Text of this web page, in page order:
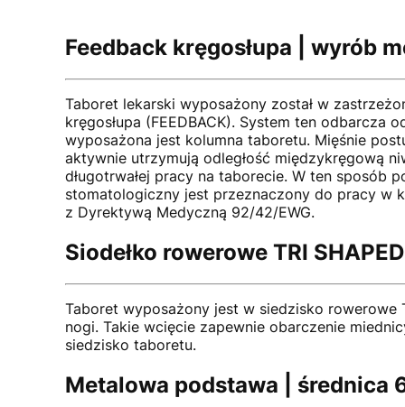
Feedback kręgosłupa | wyrób
Taboret lekarski wyposażony został w
kręgosłupa (FEEDBACK). System ten
wyposażona jest kolumna taboretu. Mięśnie
aktywnie utrzymują odległość międzykręgową
długotrwałej pracy na taborecie. W ten sposób
stomatologiczny jest przeznaczony do pracy w
z Dyrektywą Medyczną 92/42/EWG.
Siodełko rowerowe TRI
Taboret wyposażony jest w siedzisko rowerowe
nogi. Takie wcięcie zapewnie obarczenie
siedzisko taboretu.
Metalowa podstawa | średnica